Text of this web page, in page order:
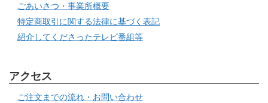
ごあいさつ・事業所概要
特定商取引に関する法律に基づく表記
紹介してくださったテレビ番組等
アクセス
ご注文までの流れ・お問い合わせ